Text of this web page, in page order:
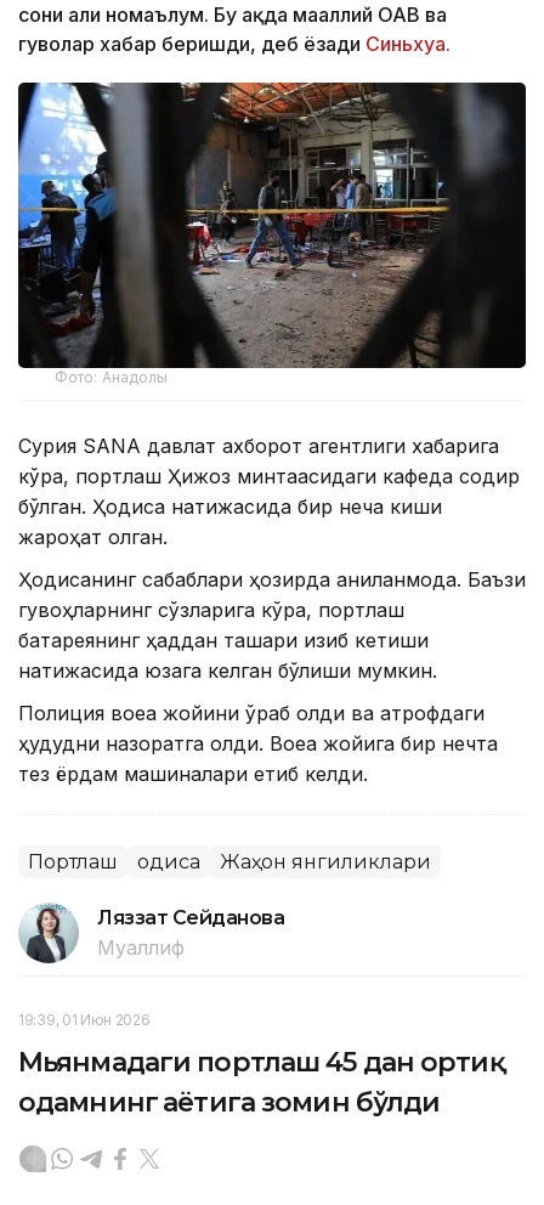
сони ҳали номаълум. Бу ҳақда маҳаллий ОАВ ва
гувоҳлар хабар беришди, деб ёзади Синьхуа.
Фото: Анадолы
Сурия SANA давлат ахборот агентлиги хабарига
кўра, портлаш Ҳижоз минтақасидаги кафеда содир
бўлган. Ҳодиса натижасида бир неча киши
жароҳат олган.
Ҳодисанинг сабаблари ҳозирда аниқланмоқда. Баъзи
гувоҳларнинг сўзларига кўра, портлаш
батареянинг ҳаддан ташқари қизиб кетиши
натижасида юзага келган бўлиши мумкин.
Полиция воқеа жойини ўраб олди ва атрофдаги
ҳудудни назоратга олди. Воқеа жойига бир нечта
тез ёрдам машиналари етиб келди.
Портлаш Ҳодиса Жаҳон янгиликлари
Ляззат Сейданова
Муаллиф
19:39, 01 Июн 2026
Мьянмадаги портлаш 45 дан ортиқ
одамнинг ҳаётига зомин бўлди